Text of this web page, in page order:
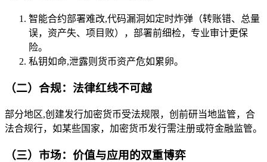
智能合约部署难改,代码漏洞如定时炸弹（转账错、总量
误，资产失、项目败），部署前细检，专业审计更保
险。
私钥如命,泄露则货币资产危如累卵。
（二）合规：法律红线不可越
部分地区,创建发行加密货币受法规限，创前研当地监管，合
法合规行，如某些国家，加密货币发行需注册或符金融监管。
（三）市场：价值与应用的双重博弈